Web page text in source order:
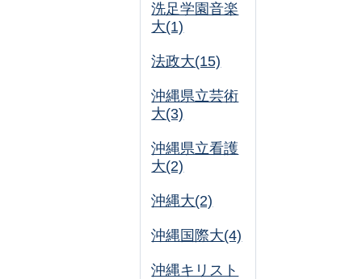
洗足学園音楽
大(1)
法政大(15)
沖縄県立芸術
大(3)
沖縄県立看護
大(2)
沖縄大(2)
沖縄国際大(4)
沖縄キリスト